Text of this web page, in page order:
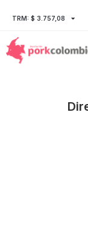
TRM: $ 3.757,08